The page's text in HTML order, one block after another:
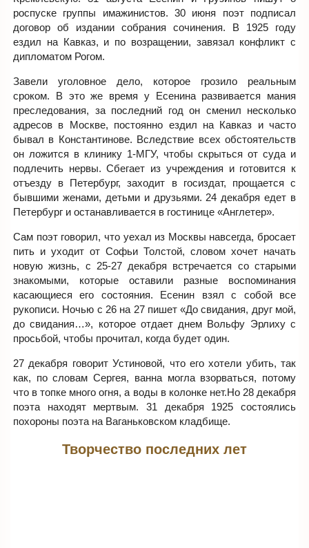
роспуске группы имажинистов. 30 июня поэт подписал
договор об издании собрания сочинения. В 1925 году
ездил на Кавказ, и по возращении, завязал конфликт с
дипломатом Рогом.
Завели уголовное дело, которое грозило реальным
сроком. В это же время у Есенина развивается мания
преследования, за последний год он сменил несколько
адресов в Москве, постоянно ездил на Кавказ и часто
бывал в Константинове. Вследствие всех обстоятельств
он ложится в клинику 1-МГУ, чтобы скрыться от суда и
подлечить нервы. Сбегает из учреждения и готовится к
отъезду в Петербург, заходит в госиздат, прощается с
бывшими женами, детьми и друзьями. 24 декабря едет в
Петербург и останавливается в гостинице «Англетер».
Сам поэт говорил, что уехал из Москвы навсегда, бросает
пить и уходит от Софьи Толстой, словом хочет начать
новую жизнь, с 25-27 декабря встречается со старыми
знакомыми, которые оставили разные воспоминания
касающиеся его состояния. Есенин взял с собой все
рукописи. Ночью с 26 на 27 пишет «До свидания, друг мой,
до свидания…», которое отдает днем Вольфу Эрлиху с
просьбой, чтобы прочитал, когда будет один.
27 декабря говорит Устиновой, что его хотели убить, так
как, по словам Сергея, ванна могла взорваться, потому
что в топке много огня, а воды в колонке нет.Но 28 декабря
поэта находят мертвым. 31 декабря 1925 состоялись
похороны поэта на Ваганьковском кладбище.
Творчество последних лет